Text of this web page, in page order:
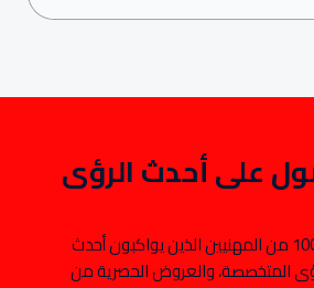
على أحدث الرؤى
انضم إلى أكثر من 100,000 من المهنيين الذين يواكبون أحدث
المتخصصة، والعروض الحصرية من